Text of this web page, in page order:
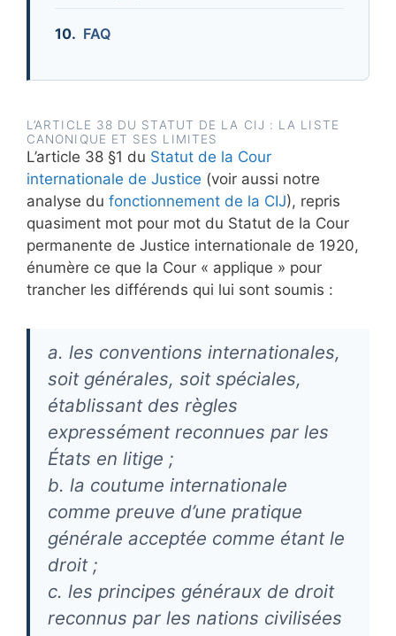
FAQ
L’ARTICLE 38 DU STATUT DE LA CIJ : LA LISTE
CANONIQUE ET SES LIMITES
L’article 38 §1 du Statut de la Cour
internationale de Justice (voir aussi notre
analyse du fonctionnement de la CIJ), repris
quasiment mot pour mot du Statut de la Cour
permanente de Justice internationale de 1920,
énumère ce que la Cour « applique » pour
trancher les différends qui lui sont soumis :
a. les conventions internationales,
soit générales, soit spéciales,
établissant des règles
expressément reconnues par les
États en litige ;
b. la coutume internationale
comme preuve d’une pratique
générale acceptée comme étant le
droit ;
c. les principes généraux de droit
reconnus par les nations civilisées